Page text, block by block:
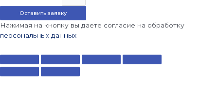
Оставить заявку
Нажимая на кнопку вы даете согласие на обработку
персональных данных